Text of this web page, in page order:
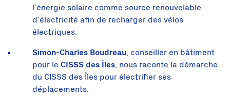
l’énergie solaire comme source renouvelable
d’électricité afin de recharger des vélos
électriques.
Simon-Charles Boudreau, conseiller en bâtiment
pour le CISSS des Îles, nous raconte la démarche
du CISSS des Îles pour électrifier ses
déplacements.